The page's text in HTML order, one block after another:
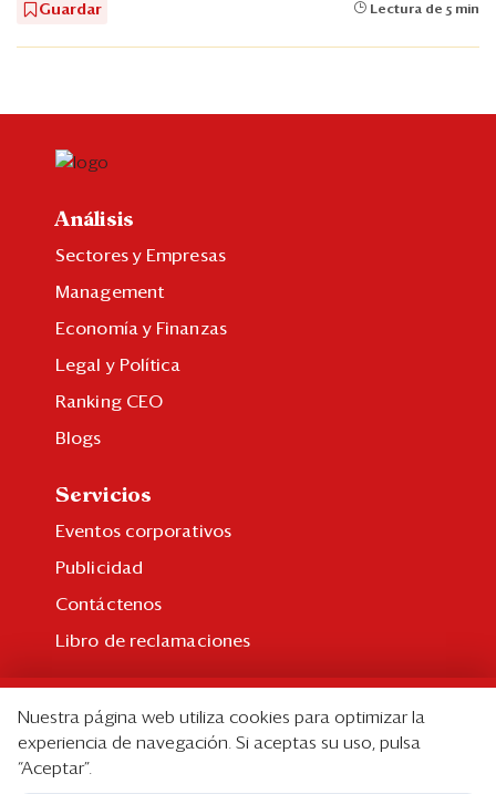
Guardar Lectura de 5 min
Análisis
Sectores y Empresas
Management
Economía y Finanzas
Legal y Política
Ranking CEO
Blogs
Servicios
Eventos corporativos
Publicidad
Contáctenos
Libro de reclamaciones
Suscripción individual
Paquetes corporativos
Nuestra página web utiliza cookies para optimizar la
experiencia de navegación. Si aceptas su uso, pulsa
“Aceptar”.